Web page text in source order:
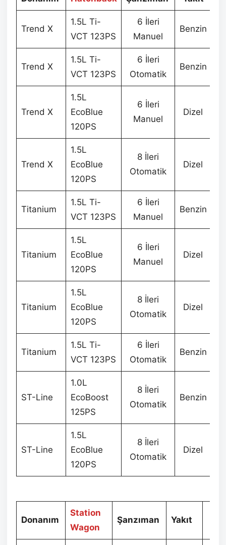
Trend X
1.5L Ti-
VCT 123PS
6 İleri
Manuel
Benzin
Trend X
1.5L Ti-
VCT 123PS
6 İleri
Otomatik
Benzin
Trend X
1.5L
EcoBlue
120PS
6 İleri
Manuel
Dizel
Trend X
1.5L
EcoBlue
120PS
8 İleri
Otomatik
Dizel
Titanium
1.5L Ti-
VCT 123PS
6 İleri
Manuel
Benzin
Titanium
1.5L
EcoBlue
120PS
6 İleri
Manuel
Dizel
Titanium
1.5L
EcoBlue
120PS
8 İleri
Otomatik
Dizel
Titanium
1.5L Ti-
VCT 123PS
6 İleri
Otomatik
Benzin
ST-Line
1.0L
EcoBoost
125PS
8 İleri
Otomatik
Benzin
ST-Line
1.5L
EcoBlue
120PS
8 İleri
Otomatik
Dizel
Donanım
Station
Wagon
Şanzıman Yakıt